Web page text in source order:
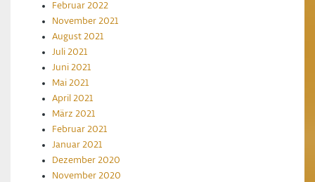
Februar 2022
November 2021
August 2021
Juli 2021
Juni 2021
Mai 2021
April 2021
März 2021
Februar 2021
Januar 2021
Dezember 2020
November 2020